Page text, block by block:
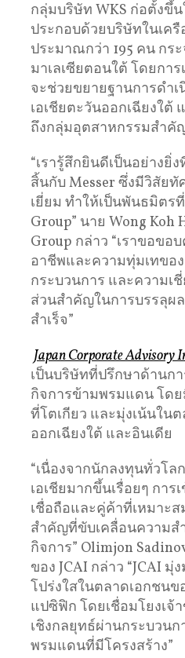
กลุ่มบริษัท WKS ก่อตั้งขึ้น
ประกอบด้วยบริษัทในเค
ประมาณกว่า 195 คน กร
มาเลเซียตอนใต้ โดยกา
จะช่วยขยายฐานการดำเ
เอเชียตะวันออกเฉียงใต้
ถึงกลุ่มอุตสาหกรรมสำคั
“เรารู้สึกยินดีเป็นอย่างยิ่
สิ้นกับ Messer ซึ่งมีวิสัย
เยี่ยม ทำให้เป็นพันธมิตร
Group” นาย Wong Koh
Group กล่าว “เราขอข
อาชีพและความทุ่มเทขอ
กระบวนการ และความเ
ส่วนสำคัญในการบรรลุผ
สำเร็จ”
Japan Corporate Advisory
เป็นบริษัทที่ปรึกษาด้านก
กิจการข้ามพรมแดน โด
ที่โตเกียว และมุ่งเน้นใน
ออกเฉียงใต้ และอินเดีย
“เนื่องจากนักลงทุนทั่วโ
เอเชียมากขึ้นเรื่อยๆ กา
เชื่อถือและคู่ค้าที่เหมาะ
สำคัญที่ขับเคลื่อนความส
กิจการ” Olimjon
ของ JCAI กล่าว “JCAI
โปร่งใสในตลาดเอกชนข
แปซิฟิก โดยเชื่อมโยงเจ้
เชิงกลยุทธ์ผ่านกระบวน
พรมแดนที่มีโครงสร้าง”